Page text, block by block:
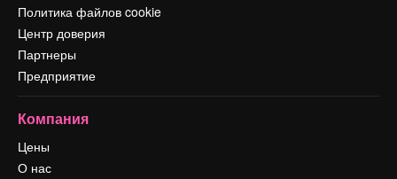
Политика файлов cookie
Центр доверия
Партнеры
Предприятие
Компания
Цены
О нас